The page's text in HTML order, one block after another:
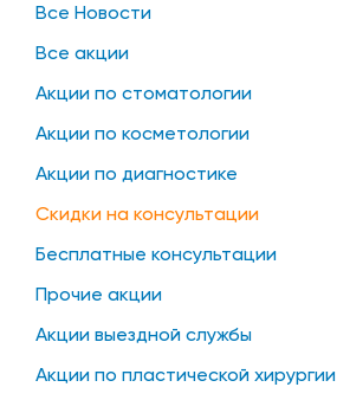
Все Новости
Все акции
Акции по стоматологии
Акции по косметологии
Акции по диагностике
Скидки на консультации
Бесплатные консультации
Прочие акции
Акции выездной службы
Акции по пластической хирургии